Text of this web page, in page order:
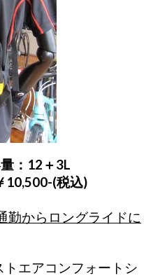
：12＋3L
(税込)
勤からロングライドに
トエアコンフォートシ